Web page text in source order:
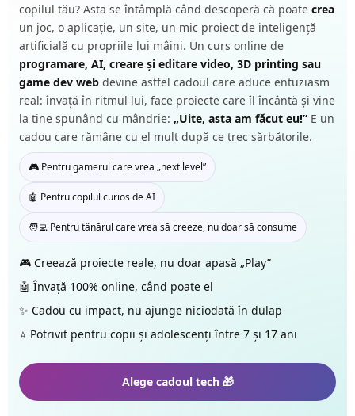
copilul tău? Asta se întâmplă când descoperă că poate crea
un joc, o aplicație, un site, un mic proiect de inteligență
artificială cu propriile lui mâini. Un curs online de
programare, AI, creare și editare video, 3D printing sau
game dev web devine astfel cadoul care aduce entuziasm
real: învață în ritmul lui, face proiecte care îl încântă și vine
la tine spunând cu mândrie: „Uite, asta am făcut eu!” E un
cadou care rămâne cu el mult după ce trec sărbătorile.
🎮 Pentru gamerul care vrea „next level”
🤖 Pentru copilul curios de AI
🧑‍💻 Pentru tânărul care vrea să creeze, nu doar să consume
🎮 Creează proiecte reale, nu doar apasă „Play”
🤖 Învață 100% online, când poate el
✨ Cadou cu impact, nu ajunge niciodată în dulap
⭐ Potrivit pentru copii și adolescenți între 7 și 17 ani
Alege cadoul tech 🎁